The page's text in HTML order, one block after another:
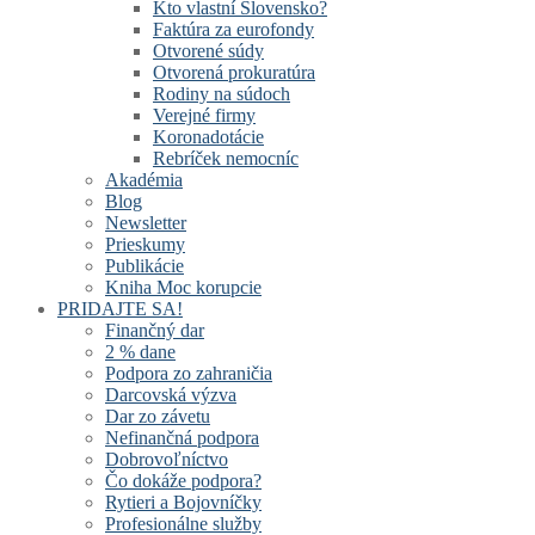
Kto vlastní Slovensko?
Faktúra za eurofondy
Otvorené súdy
Otvorená prokuratúra
Rodiny na súdoch
Verejné firmy
Koronadotácie
Rebríček nemocníc
Akadémia
Blog
Newsletter
Prieskumy
Publikácie
Kniha Moc korupcie
PRIDAJTE SA!
Finančný dar
2 % dane
Podpora zo zahraničia
Darcovská výzva
Dar zo závetu
Nefinančná podpora
Dobrovoľníctvo
Čo dokáže podpora?
Rytieri a Bojovníčky
Profesionálne služby